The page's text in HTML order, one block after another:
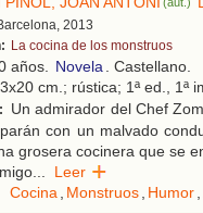
2013
La cocina de los monstruos
años. Novela. Castellano.
cm.; rústica; 1ª ed., 1ª
Un admirador del Chef
con un malvado
grosera cocinera que se
... Leer
Cocina, Monstruos, Humor,